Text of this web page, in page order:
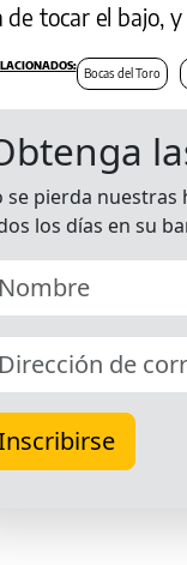
tocar el bajo,
Bocas del Toro